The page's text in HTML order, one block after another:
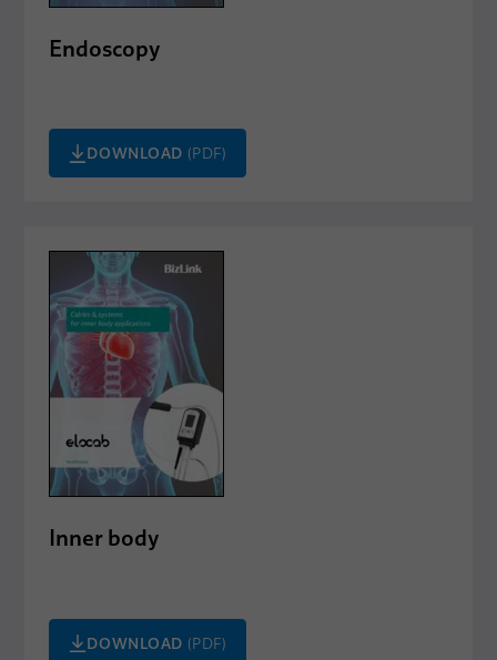
Endoscopy
DOWNLOAD (PDF)
Inner body
DOWNLOAD (PDF)